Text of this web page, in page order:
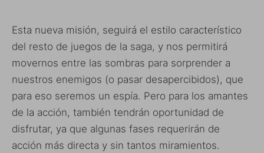
Esta nueva misión, seguirá el estilo característico
del resto de juegos de la saga, y nos permitirá
movernos entre las sombras para sorprender a
nuestros enemigos (o pasar desapercibidos), que
para eso seremos un espía. Pero para los amantes
de la acción, también tendrán oportunidad de
disfrutar, ya que algunas fases requerirán de
acción más directa y sin tantos miramientos.